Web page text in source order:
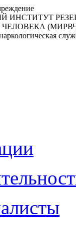
ИНСТИТУТ